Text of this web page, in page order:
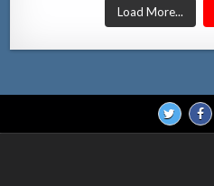
Load More...